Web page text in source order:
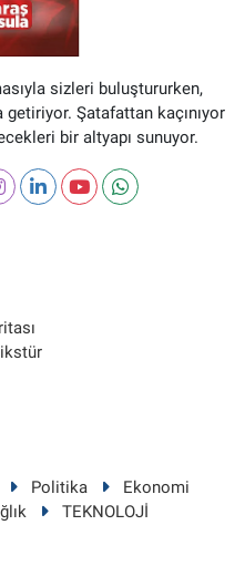
sizleri buluştururken,
Şatafattan kaçınıyor
bir altyapı sunuyor.
Politika
Ekonomi
TEKNOLOJİ